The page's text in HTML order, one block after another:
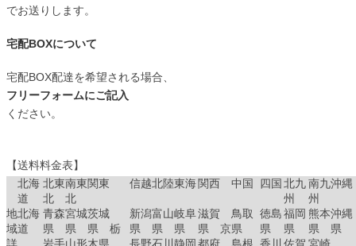
でお送りします。
宅配BOXについて
宅配BOX配達を希望される場合、
フリーフォームにご記入
ください。
【送料料金表】
北海
道
北東
北
南東
北
関東 信越北陸東海関西 中国 四国 北九
州
南九
州
沖縄
地
域
北海
道
青森
県
宮城
県
茨城
県 栃
新潟
県
富山
県
岐阜
県
滋賀
県 京
鳥取
県
徳島
県
福岡
県
熊本
県
沖縄
県